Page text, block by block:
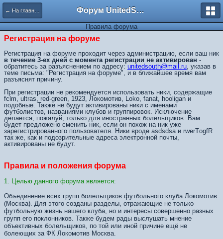
← На главную Форум UnitedSouth
Правила форума
Регистрация на форуме
Регистрация на форуме проходит через администрацию, если ваш ник
в течение 3-ех дней с момента регистрации не активирован -
обратитесь за разъяснением по адресу: unitedsouth@mail.ru, указав в
теме письма: "Регистрация на форуме", и в ближайшее время вам
разъяснят причину.
При регистрации не рекомендуется использовать ники, содержащие
fclm, ultras, red-green, 1923, Локомотив, Loko, fanat, hooligan и
подобные. Также не будут активированы ники с именами
футболистов, названиями клубов и группировок. Исключение
делается, пожалуй, только для иностранных болельщиков. Вам
будет предложено сменить ник, если он похож на ник уже
зарегистрированного пользователя. Ники вроде asdsdsa и rwerTоgfR
так же, как и подозрительные адреса электронной почты,
активированы не будут.
Правила и положения форума
1. Целью данного форума является:
Объединение всех групп болельщиков футбольного клуба Локомотив
(Москва). Для этого созданы разделы, отражающие не только
футбольную жизнь нашего клуба, но и интересы совершенно разных
групп его поклонников. Также будем рады выслушать мнение
объективных болельщиков, по той или иной причине ещё не
болеющих за ФК Локомотив Москва.